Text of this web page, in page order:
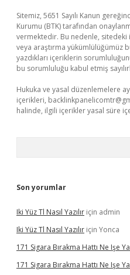
Sitemiz, 5651 Sayılı Kanun
Kurumu (BTK) tarafından
vermektedir. Bu nedenle,
veya araştırma yükümlülüğümüz
yazdıkları içeriklerin
bu sorumluluğu kabul etmiş
Hukuka ve yasal düzenlemelere
içerikleri,
halinde, ilgili içerikler yasal süre
Son yorumlar
Iki Yüz Tl Nasıl Yazılır için admin
Iki Yüz Tl Nasıl Yazılır için Yonca
171 Sigara Bırakma Hattı Ne Işe
171 Sigara Bırakma Hattı Ne Işe